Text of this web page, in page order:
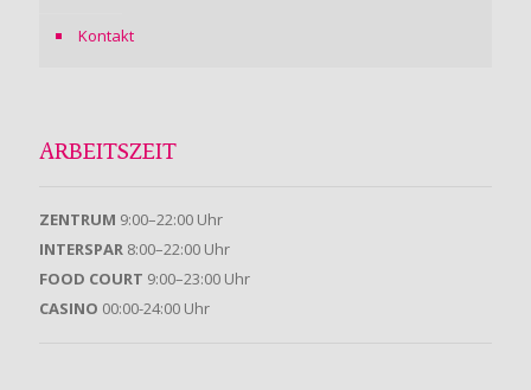
Kontakt
ARBEITSZEIT
ZENTRUM 9:00–22:00 Uhr
INTERSPAR 8:00–22:00 Uhr
FOOD COURT 9:00–23:00 Uhr
CASINO 00:00-24:00 Uhr